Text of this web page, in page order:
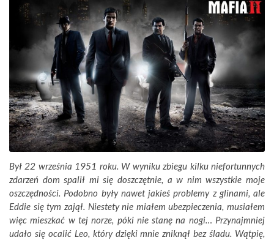
Był 22 września 1951 roku. W wyniku zbiegu kilku niefortunnych
zdarzeń dom spalił mi się doszczętnie, a w nim wszystkie moje
oszczędności. Podobno były nawet jakieś problemy z glinami, ale
Eddie się tym zajął. Niestety nie miałem ubezpieczenia, musiałem
więc mieszkać w tej norze, póki nie stanę na nogi… Przynajmniej
udało się ocalić Leo, który dzięki mnie zniknął bez śladu. Wątpię,